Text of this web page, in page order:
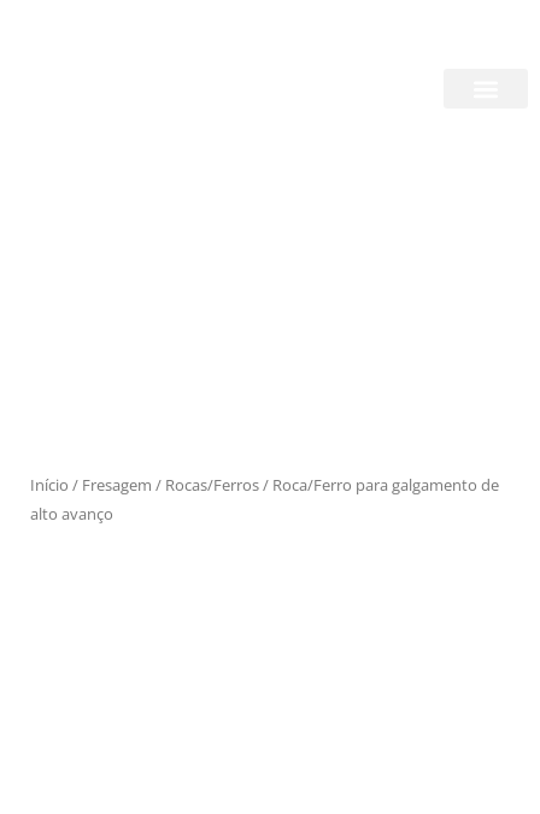
Início / Fresagem / Rocas/Ferros/ Roca/Ferro para galgamento de
alto avanço